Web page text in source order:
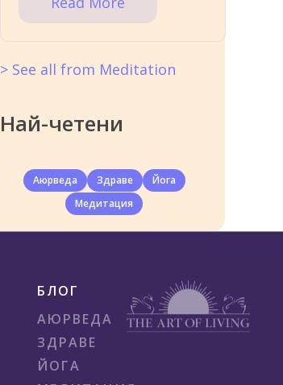
> See all from Meditation
Най-четени
Аюрведа Здраве
Йога
Медитация
БЛОГ
АЮРВЕДА
ЗДРАВЕ
ЙОГА